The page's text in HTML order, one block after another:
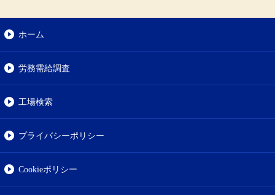
ホーム
労務需給調査
工場検索
プライバシーポリシー
Cookieポリシー